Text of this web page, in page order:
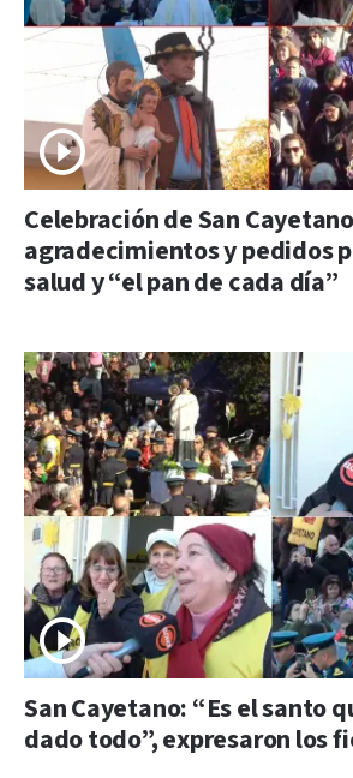
Celebración de San
agradecimientos y pedidos
salud y “el pan de cada día”
San Cayetano: “Es el santo
dado todo”, expresaron los